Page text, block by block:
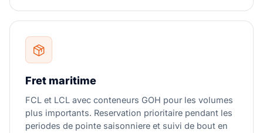
Fret maritime
FCL et LCL avec conteneurs GOH pour les volumes
plus importants. Reservation prioritaire pendant les
periodes de pointe saisonniere et suivi de bout en